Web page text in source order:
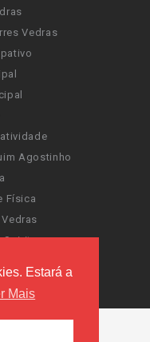
Estará a
Mais
Vedras
Agostinho
Física
Spirit